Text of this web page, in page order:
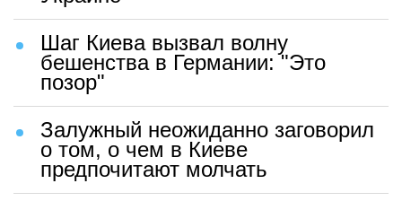
Шаг Киева вызвал волну
бешенства в Германии: "Это
позор"
Залужный неожиданно заговорил
о том, о чем в Киеве
предпочитают молчать